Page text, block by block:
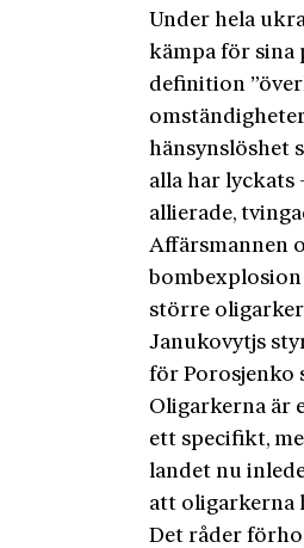
Under hela
kämpa för sina
definition
hänsynslöshet
alla har lyckats
allierade,
Affärsmannen
större
Janukovytjs
för Porosjenko
Oligarkerna är
ett specifikt,
landet nu
att oligarkerna
Det råder